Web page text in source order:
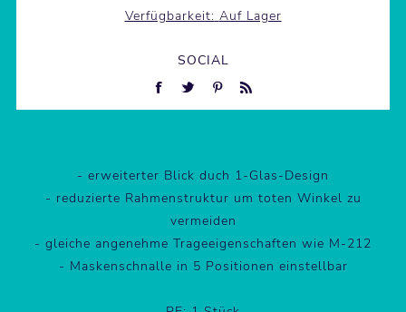
Verfügbarkeit: Auf Lager
SOCIAL
- erweiterter Blick duch 1-Glas-Design
- reduzierte Rahmenstruktur um toten Winkel zu
vermeiden
- gleiche angenehme Trageeigenschaften wie M-212
- Maskenschnalle in 5 Positionen einstellbar